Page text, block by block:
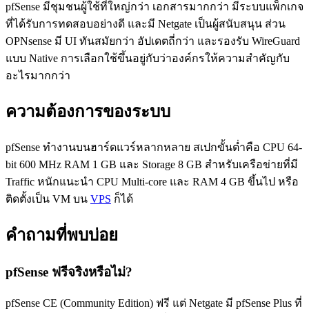
pfSense มีชุมชนผู้ใช้ที่ใหญ่กว่า เอกสารมากกว่า มีระบบแพ็กเกจ
ที่ได้รับการทดสอบอย่างดี และมี Netgate เป็นผู้สนับสนุน ส่วน
OPNsense มี UI ทันสมัยกว่า อัปเดตถี่กว่า และรองรับ WireGuard
แบบ Native การเลือกใช้ขึ้นอยู่กับว่าองค์กรให้ความสำคัญกับ
อะไรมากกว่า
ความต้องการของระบบ
pfSense ทำงานบนฮาร์ดแวร์หลากหลาย สเปกขั้นต่ำคือ CPU 64-
bit 600 MHz RAM 1 GB และ Storage 8 GB สำหรับเครือข่ายที่มี
Traffic หนักแนะนำ CPU Multi-core และ RAM 4 GB ขึ้นไป หรือ
ติดตั้งเป็น VM บน VPS ก็ได้
คำถามที่พบบ่อย
pfSense ฟรีจริงหรือไม่?
pfSense CE (Community Edition) ฟรี แต่ Netgate มี pfSense Plus ที่